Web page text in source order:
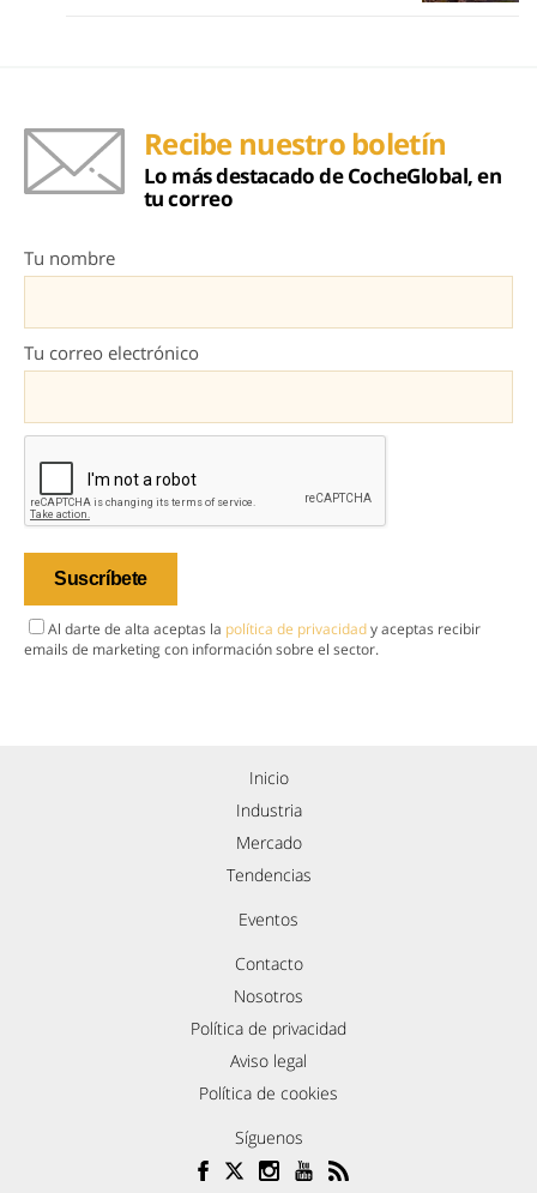
Recibe nuestro boletín
Lo más destacado de CocheGlobal, en
tu correo
Tu nombre
Tu correo electrónico
Al darte de alta aceptas la política de privacidady aceptas recibir
emails de marketing con información sobre el sector.
Inicio
Industria
Mercado
Tendencias
Eventos
Contacto
Nosotros
Política de privacidad
Aviso legal
Política de cookies
Síguenos